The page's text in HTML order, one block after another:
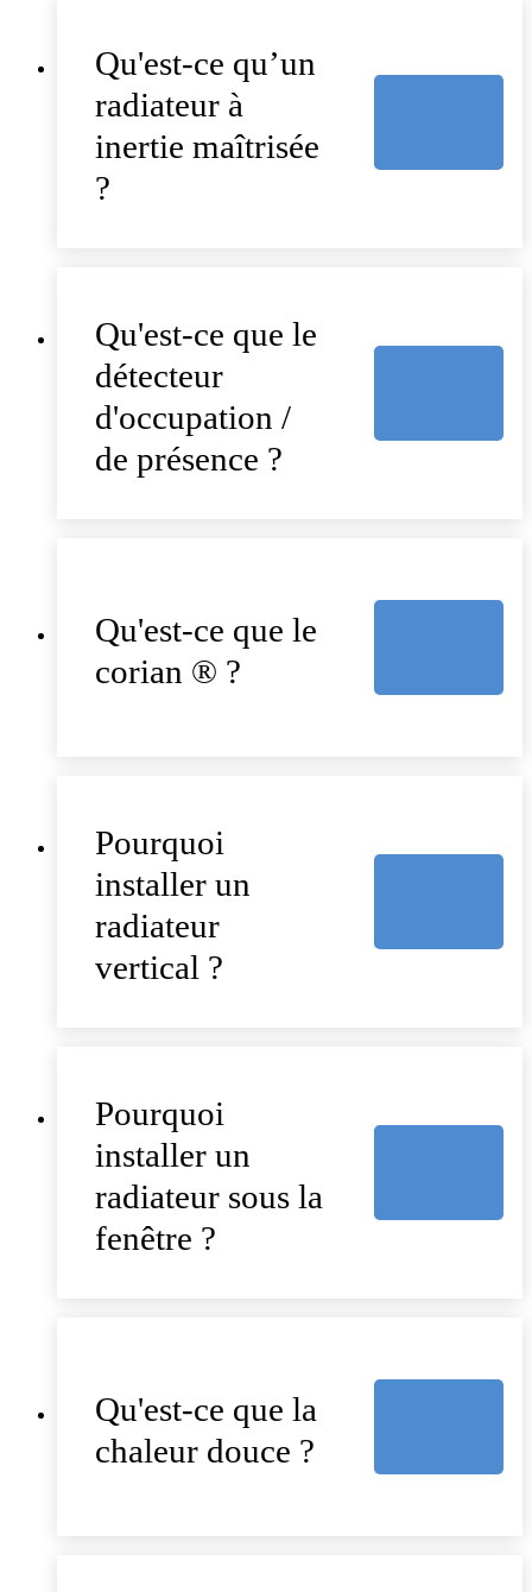
Qu'est-ce qu’un
radiateur à
inertie maîtrisée
?
Qu'est-ce que le
détecteur
d'occupation /
de présence ?
Qu'est-ce que le
corian ® ?
Pourquoi
installer un
radiateur
vertical ?
Pourquoi
installer un
radiateur sous la
fenêtre ?
Qu'est-ce que la
chaleur douce ?